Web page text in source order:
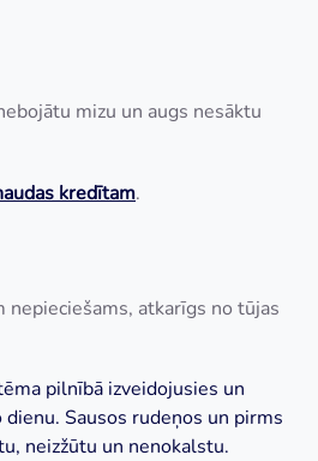
mizu un augs nesāktu
audas kredītam.
nepieciešams, atkarīgs no tūjas
pilnībā izveidojusies un
Sausos rudeņos un pirms
neizžūtu un nenokalstu.